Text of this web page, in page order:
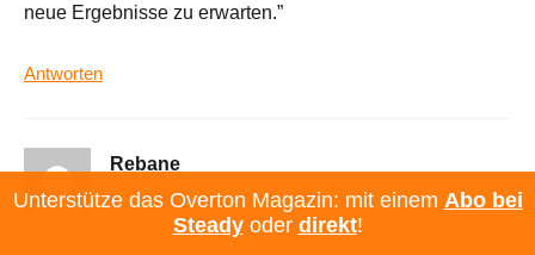
neue Ergebnisse zu erwarten.”
Antworten
Rebane
20.08.2022 07:49 Uhr
Unterstütze das Overton Magazin: mit einem Abo bei
Steadyoder direkt!